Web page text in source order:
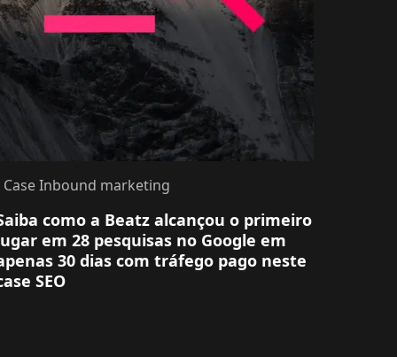
Case Inbound marketing
como a Beatz alcançou o primeiro
em 28 pesquisas no Google em
30 dias com tráfego pago neste
SEO